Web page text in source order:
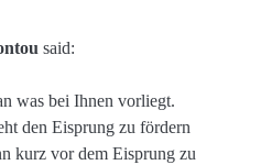
said:
was bei Ihnen vorliegt.
den Eisprung zu fördern
kurz vor dem Eisprung zu